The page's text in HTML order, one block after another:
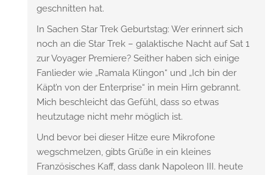
geschnitten hat.
In Sachen Star Trek Geburtstag: Wer erinnert sich
noch an die Star Trek – galaktische Nacht auf Sat 1
zur Voyager Premiere? Seither haben sich einige
Fanlieder wie „Ramala Klingon“ und „Ich bin der
Käpt’n von der Enterprise“ in mein Hirn gebrannt.
Mich beschleicht das Gefühl, dass so etwas
heutzutage nicht mehr möglich ist.
Und bevor bei dieser Hitze eure Mikrofone
wegschmelzen, gibts Grüße in ein kleines
Französisches Kaff, dass dank Napoleon III. heute